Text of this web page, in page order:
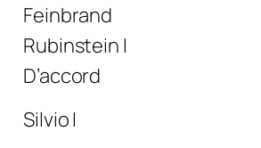
Feinbrand
Rubinstein I
D’accord
Silvio I